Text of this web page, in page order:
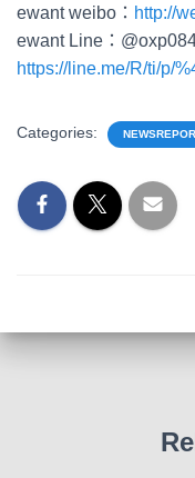
ewant weibo： http://
ewant Line：
https://line.me/R/ti/p/
Categories: